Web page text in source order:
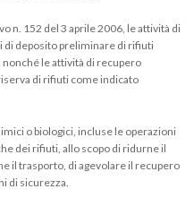
n. 152 del 3 aprile 2006, le attività di
deposito preliminare di rifiuti
nonché le attività di recupero
di rifiuti come indicato
o biologici, incluse le operazioni
dei rifiuti, allo scopo di ridurne il
il trasporto, di agevolare il recupero
di sicurezza.